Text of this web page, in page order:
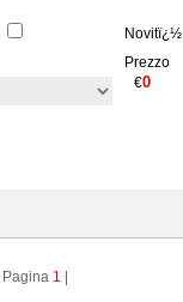
Novitï¿½
Prezzo
€
Pagina 1